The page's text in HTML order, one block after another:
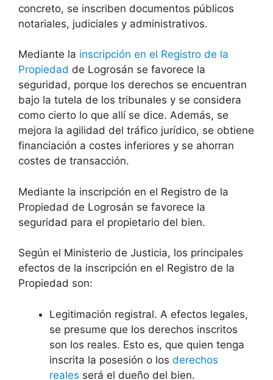
concreto, se inscriben documentos públicos
notariales, judiciales y administrativos.
Mediante la inscripción en el Registro de la
Propiedad de Logrosán se favorece la
seguridad, porque los derechos se encuentran
bajo la tutela de los tribunales y se considera
como cierto lo que allí se dice. Además, se
mejora la agilidad del tráfico jurídico, se obtiene
financiación a costes inferiores y se ahorran
costes de transacción.
Mediante la inscripción en el Registro de la
Propiedad de Logrosán se favorece la
seguridad para el propietario del bien.
Según el Ministerio de Justicia, los principales
efectos de la inscripción en el Registro de la
Propiedad son:
Legitimación registral. A efectos legales,
se presume que los derechos inscritos
son los reales. Esto es, que quien tenga
inscrita la posesión o los derechos
reales será el dueño del bien.